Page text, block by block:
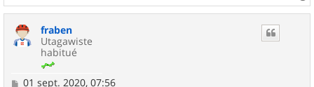
a
fraben
Utagawiste
habitué
M
01 sept. 2020, 07:56